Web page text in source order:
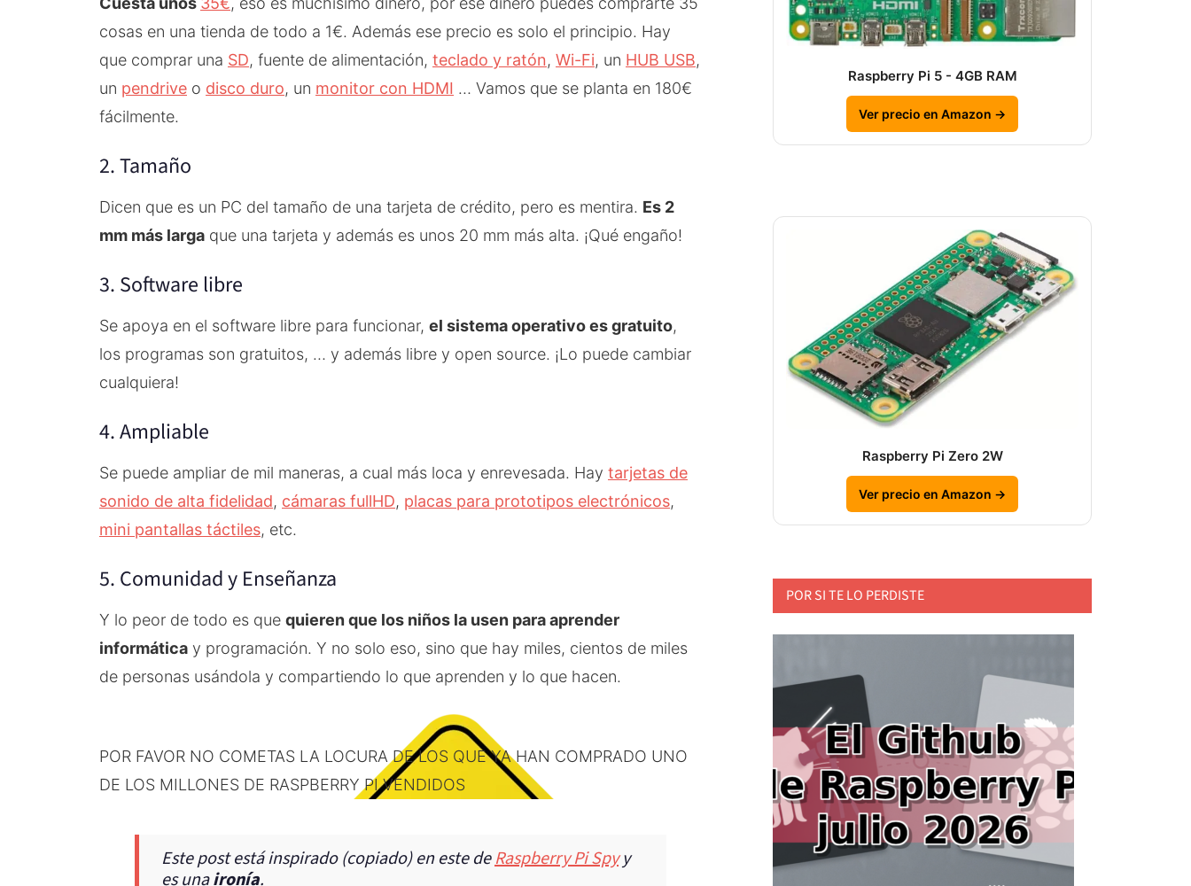
cosas en una tienda de todo a 1€. Además ese precio es solo el principio. Hay
que comprar una SD, fuente de alimentación, teclado y ratón, Wi-Fi, un HUB USB,
un pendrive o disco duro, un monitor con HDMI … Vamos que se planta en 180€
fácilmente.
2. Tamaño
Dicen que es un PC del tamaño de una tarjeta de crédito, pero es mentira. Es 2
mm más larga que una tarjeta y además es unos 20 mm más alta. ¡Qué engaño!
3. Software libre
Se apoya en el software libre para funcionar, el sistema operativo es gratuito,
los programas son gratuitos, … y además libre y open source. ¡Lo puede cambiar
cualquiera!
4. Ampliable
Se puede ampliar de mil maneras, a cual más loca y enrevesada. Hay tarjetas de
sonido de alta fidelidad, cámaras fullHD, placas para prototipos electrónicos,
mini pantallas táctiles, etc.
5. Comunidad y Enseñanza
Y lo peor de todo es que quieren que los niños la usen para aprender
informática y programación. Y no solo eso, sino que hay miles, cientos de miles
de personas usándola y compartiendo lo que aprenden y lo que hacen.
POR FAVOR NO COMETAS LA LOCURA DE LOS QUE YA HAN COMPRADO UNO
DE LOS MILLONES DE RASPBERRY PI VENDIDOS
Este post está inspirado (copiado) en este deRaspberry Pi Spyy
es unaironía.
Raspberry Pi 5 - 4GB RAM
Ver precio en Amazon →
Raspberry Pi Zero 2W
Ver precio en Amazon →
POR SI TE LO PERDISTE